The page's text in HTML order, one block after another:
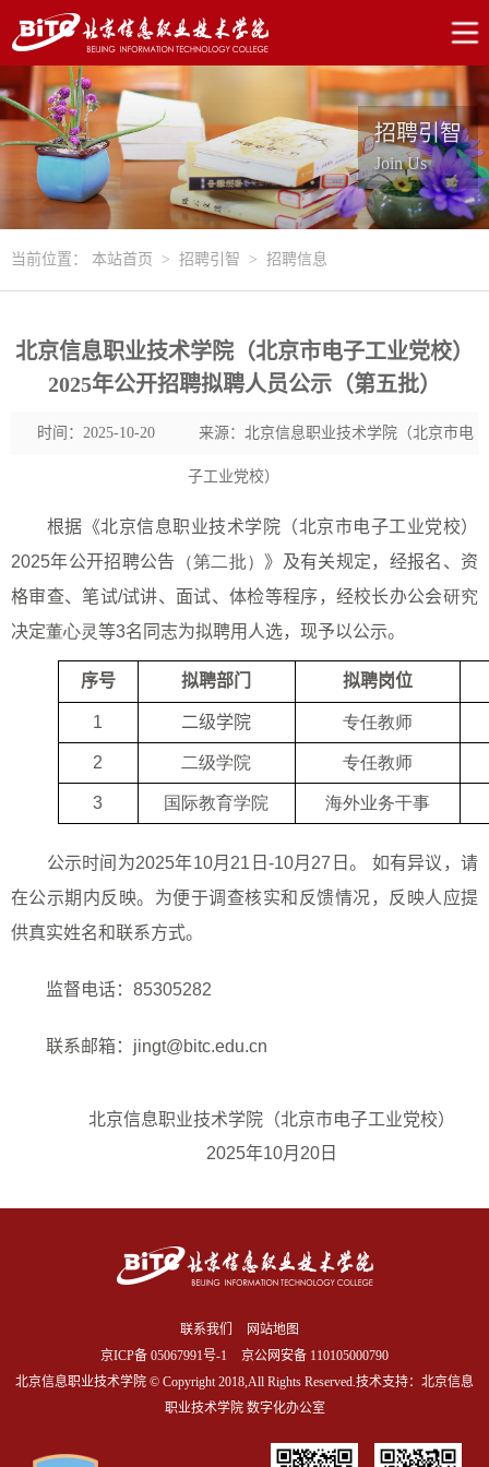
招聘引智
Join Us
当前位置： 本站首页 > 招聘引智 > 招聘信息
北京信息职业技术学院（北京市电子工业党校）
2025年公开招聘拟聘人员公示（第五批）
时间：2025-10-20 来源：北京信息职业技术学院（北京市电
子工业党校）
根据《北京信息职业技术学院（北京市电子工业党校）
2025年公开招聘公告 （第二批） 》及有关规定，经报名、资
格审查、笔试/试讲、面试、体检等程序，经校长办公会研究
决定董心灵等3名同志为拟聘用人选，现予以公示。
序号 拟聘部门 拟聘岗位
1 二级学院 专任教师
2 二级学院 专任教师
3 国际教育学院 海外业务干事
公示时间为2025年10月 21 日 -10月 27 日。
如有异议，请
在公示期内反映。为便于调查核实和反馈情况，反映人应提
供真实姓名和联系方式。
监督电话： 85305282
联系邮箱： jingt@bitc.edu.cn
北京信息职业技术学院（北京市电子工业党校）
2025年10月20日
联系我们
网站地图
京ICP备 05067991号-1
京公网安备 110105000790
北京信息职业技术学院 © Copyright 2018,All Rights Reserved.技术支持：北京信息
职业技术学院 数字化办公室